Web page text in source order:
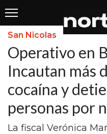
Últimas
Noticias
INICIO
NOTICIAS RECIENTES
SAN NICOLAS
San Nicolas
Operativo en
Incautan más
cocaína y
personas por
La fiscal Verónica